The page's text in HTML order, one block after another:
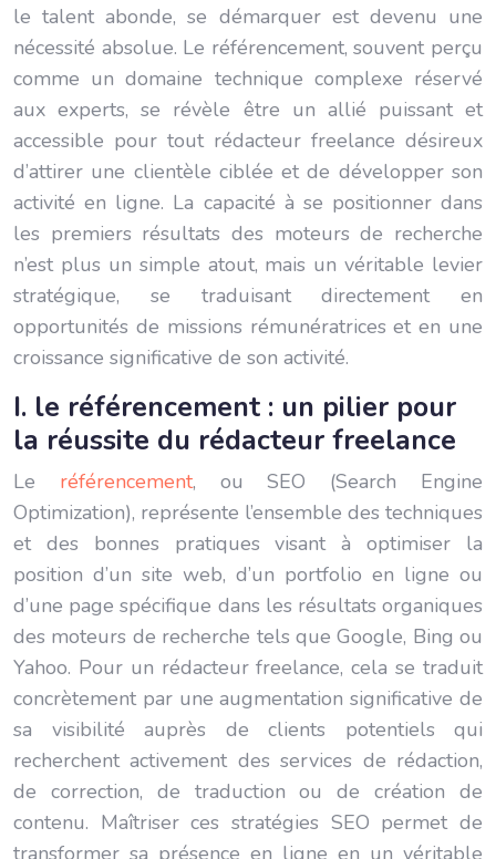
le talent abonde, se démarquer est devenu une
nécessité absolue. Le référencement, souvent perçu
comme un domaine technique complexe réservé
aux experts, se révèle être un allié puissant et
accessible pour tout rédacteur freelance désireux
d’attirer une clientèle ciblée et de développer son
activité en ligne. La capacité à se positionner dans
les premiers résultats des moteurs de recherche
n’est plus un simple atout, mais un véritable levier
stratégique, se traduisant directement en
opportunités de missions rémunératrices et en une
croissance significative de son activité.
I. le référencement : un pilier pour
la réussite du rédacteur freelance
Le référencement, ou SEO (Search Engine
Optimization), représente l’ensemble des techniques
et des bonnes pratiques visant à optimiser la
position d’un site web, d’un portfolio en ligne ou
d’une page spécifique dans les résultats organiques
des moteurs de recherche tels que Google, Bing ou
Yahoo. Pour un rédacteur freelance, cela se traduit
concrètement par une augmentation significative de
sa visibilité auprès de clients potentiels qui
recherchent activement des services de rédaction,
de correction, de traduction ou de création de
contenu. Maîtriser ces stratégies SEO permet de
transformer sa présence en ligne en un véritable